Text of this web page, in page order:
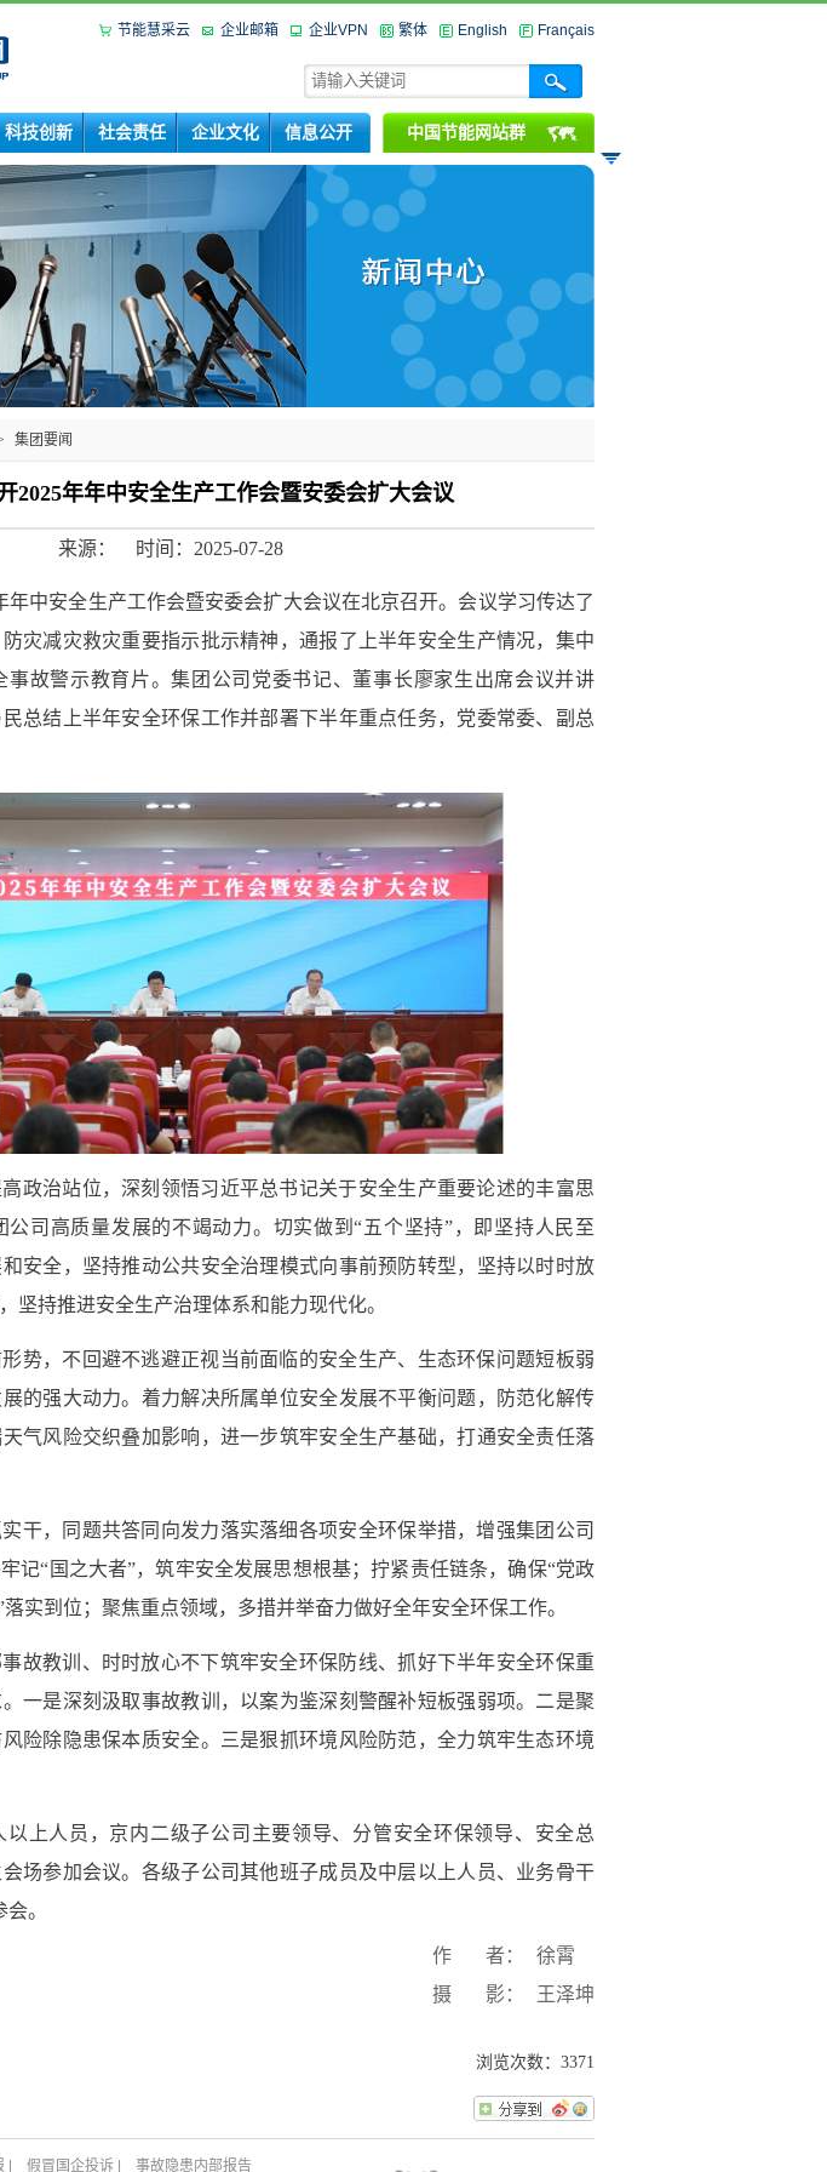
节能慧采云 企业邮箱 企业VPN 繁体 English Français
科技创新 社会责任 企业文化 信息公开 中国节能网站群
集团要闻
2025年年中安全生产工作会暨安委会扩大会议
来源： 时间： 2025-07-28
年中安全生产工作会暨安委会扩大会议在北京召开。会议学习传达了
灾减灾救灾重要指示批示精神，通报了上半年安全生产情况，集中
故警示教育片。集团公司党委书记、董事长廖家生出席会议并讲
总结上半年安全环保工作并部署下半年重点任务，党委常委、副总
政治站位，深刻领悟习近平总书记关于安全生产重要论述的丰富思
司高质量发展的不竭动力。切实做到“五个坚持”，即坚持人民至
和安全，坚持推动公共安全治理模式向事前预防转型，坚持以时时放
坚持推进安全生产治理体系和能力现代化。
势，不回避不逃避正视当前面临的安全生产、生态环保问题短板弱
的强大动力。着力解决所属单位安全发展不平衡问题，防范化解传
气风险交织叠加影响，进一步筑牢安全生产基础，打通安全责任落
干，同题共答同向发力落实落细各项安全环保举措，增强集团公司
记“国之大者”，筑牢安全发展思想根基；拧紧责任链条，确保“党政
实到位；聚焦重点领域，多措并举奋力做好全年安全环保工作。
故教训、时时放心不下筑牢安全环保防线、抓好下半年安全环保重
一是深刻汲取事故教训，以案为鉴深刻警醒补短板强弱项。二是聚
险除隐患保本质安全。三是狠抓环境风险防范，全力筑牢生态环境
上人员，京内二级子公司主要领导、分管安全环保领导、安全总
场参加会议。各级子公司其他班子成员及中层以上人员、业务骨干
。
作 者：
徐霄
摄 影：
王泽坤
浏览次数： 3371
假冒国企投诉 事故隐患内部报告